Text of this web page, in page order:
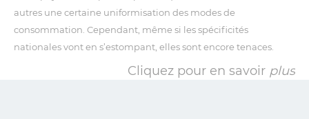
autres une certaine uniformisation des modes de
consommation. Cependant, même si les spécificités
nationales vont en s’estompant, elles sont encore tenaces.
Cliquez pour en savoir plus